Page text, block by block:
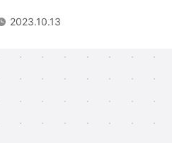
2023.10.13